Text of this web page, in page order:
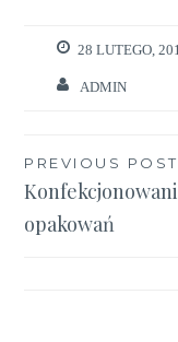
28 LUTEGO,
ADMIN
Nawigacja
wpisu
PREVIOUS POST
opakowań